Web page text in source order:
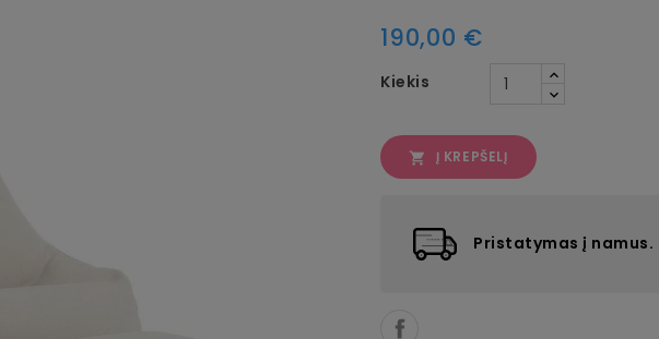
190,00 €
Kiekis
 Į KREPŠELĮ
Pristatymas į namus.